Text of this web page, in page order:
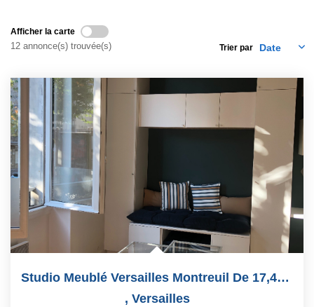
Afficher la carte
12 annonce(s) trouvée(s) Trier par
Studio Meublé Versailles Montreuil De 17,49 M2 Loi Carrez
, Versailles